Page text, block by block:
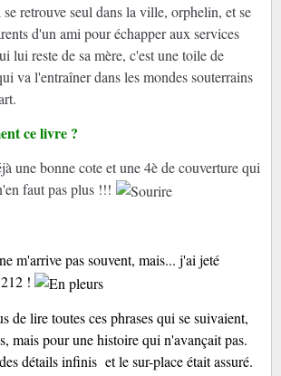
retrouve seul dans la ville, orphelin, et se
d'un ami pour échapper aux services
lui reste de sa mère, c'est une toile de
va l'entraîner dans les mondes souterrains
ce livre ?
une bonne cote et une 4è de couverture qui
faut pas plus !!!
m'arrive pas souvent, mais... j'ai jeté
!
de lire toutes ces phrases qui se suivaient,
mais pour une histoire qui n'avançait pas.
détails infinis et le sur-place était assuré.